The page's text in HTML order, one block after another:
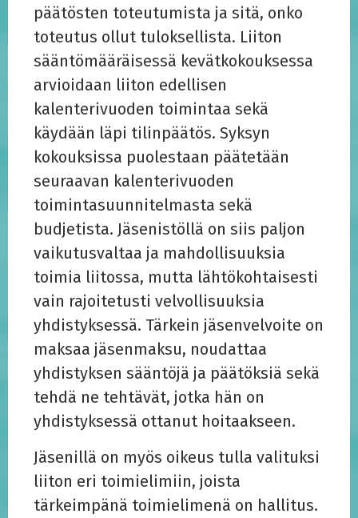
päätösten toteutumista ja sitä, onko
toteutus ollut tuloksellista. Liiton
sääntömääräisessä kevätkokouksessa
arvioidaan liiton edellisen
kalenterivuoden toimintaa sekä
käydään läpi tilinpäätös. Syksyn
kokouksissa puolestaan päätetään
seuraavan kalenterivuoden
toimintasuunnitelmasta sekä
budjetista. Jäsenistöllä on siis paljon
vaikutusvaltaa ja mahdollisuuksia
toimia liitossa, mutta lähtökohtaisesti
vain rajoitetusti velvollisuuksia
yhdistyksessä. Tärkein jäsenvelvoite on
maksaa jäsenmaksu, noudattaa
yhdistyksen sääntöjä ja päätöksiä sekä
tehdä ne tehtävät, jotka hän on
yhdistyksessä ottanut hoitaakseen.
Jäsenillä on myös oikeus tulla valituksi
liiton eri toimielimiin, joista
tärkeimpänä toimielimenä on hallitus.